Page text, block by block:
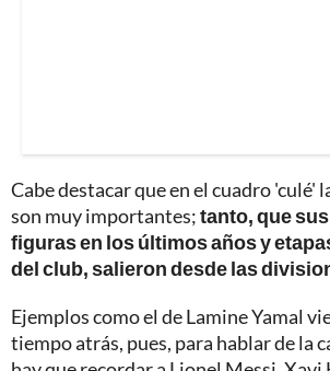
Cabe destacar que en el cuadro 'culé'
son muy importantes;tanto, que
figuras en los últimos años y
del club, salieron desde las
Ejemplos como el de Lamine Yamal
tiempo atrás, pues, para hablar de la